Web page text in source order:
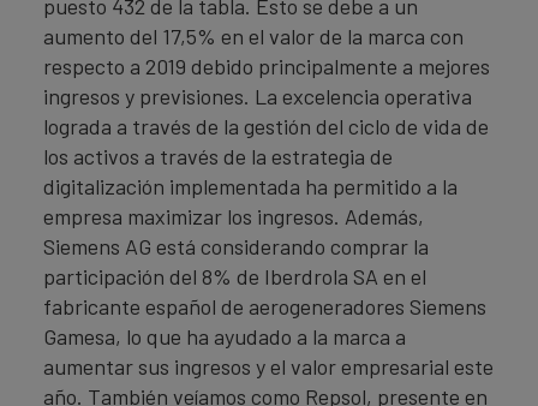
puesto 432 de la tabla. Esto se debe a un
aumento del 17,5% en el valor de la marca con
respecto a 2019 debido principalmente a mejores
ingresos y previsiones. La excelencia operativa
lograda a través de la gestión del ciclo de vida de
los activos a través de la estrategia de
digitalización implementada ha permitido a la
empresa maximizar los ingresos. Además,
Siemens AG está considerando comprar la
participación del 8% de Iberdrola SA en el
fabricante español de aerogeneradores Siemens
Gamesa, lo que ha ayudado a la marca a
aumentar sus ingresos y el valor empresarial este
año. También veíamos como Repsol, presente en